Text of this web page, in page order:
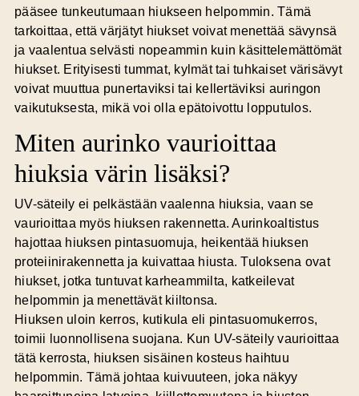
pääsee tunkeutumaan hiukseen helpommin. Tämä
tarkoittaa, että värjätyt hiukset voivat menettää sävynsä
ja vaalentua selvästi nopeammin kuin käsittelemättömät
hiukset. Erityisesti tummat, kylmät tai tuhkaiset värisävyt
voivat muuttua punertaviksi tai kellertäviksi auringon
vaikutuksesta, mikä voi olla epätoivottu lopputulos.
Miten aurinko vaurioittaa
hiuksia värin lisäksi?
UV-säteily ei pelkästään vaalenna hiuksia, vaan se
vaurioittaa myös hiuksen rakennetta. Aurinkoaltistus
hajottaa hiuksen pintasuomuja, heikentää hiuksen
proteiinirakennetta ja kuivattaa hiusta. Tuloksena ovat
hiukset, jotka tuntuvat karheammilta, katkeilevat
helpommin ja menettävät kiiltonsa.
Hiuksen uloin kerros, kutikula eli pintasuomukerros,
toimii luonnollisena suojana. Kun UV-säteily vaurioittaa
tätä kerrosta, hiuksen sisäinen kosteus haihtuu
helpommin. Tämä johtaa kuivuuteen, joka näkyy